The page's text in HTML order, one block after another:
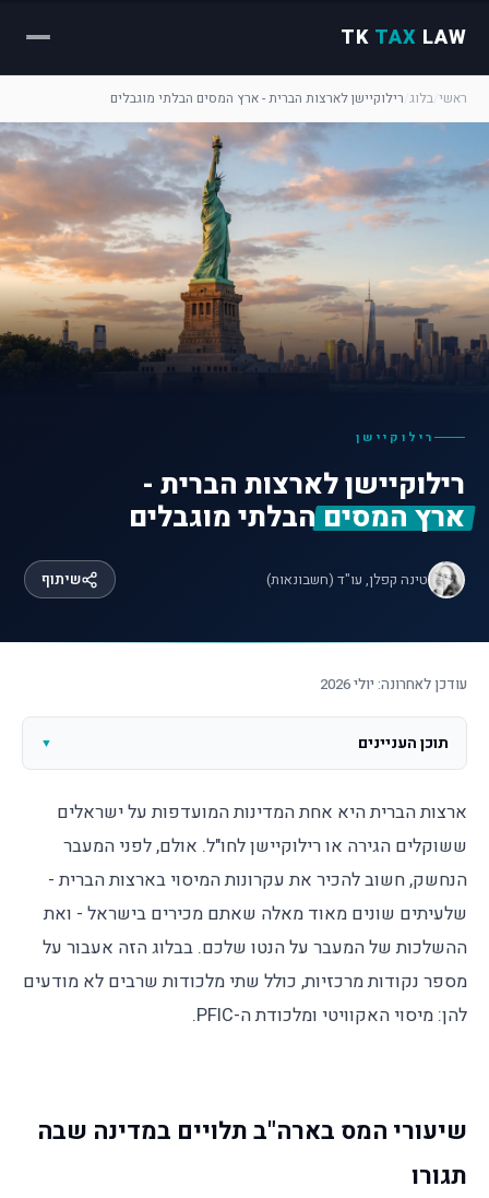
TK TAX LAW
ראשי בלוג רילוקיישן לארצות הברית - ארץ המסים הבלתי מוגבלים
רילוקיישן
רילוקיישן לארצות הברית -
ארץ המסיםהבלתי מוגבלים
טינה קפלן, עו"ד (חשבונאות) שיתוף
עודכן לאחרונה: יולי 2026
תוכן העניינים ▼
ארצות הברית היא אחת המדינות המועדפות על ישראלים
ששוקלים הגירה או רילוקיישן לחו"ל. אולם, לפני המעבר
הנחשק, חשוב להכיר את עקרונות המיסוי בארצות הברית -
שלעיתים שונים מאוד מאלה שאתם מכירים בישראל - ואת
ההשלכות של המעבר על הנטו שלכם. בבלוג הזה אעבור על
מספר נקודות מרכזיות, כולל שתי מלכודות שרבים לא מודעים
להן: מיסוי האקוויטי ומלכודת ה-PFIC.
שיעורי המס בארה"ב תלויים במדינה שבה
תגורו